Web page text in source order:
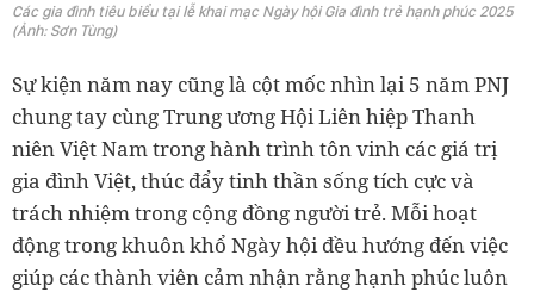
Các gia đình tiêu biểu tại lễ khai mạc Ngày hội Gia đình trẻ hạnh phúc 2025
(Ảnh: Sơn Tùng)
Sự kiện năm nay cũng là cột mốc nhìn lại 5 năm PNJ
chung tay cùng Trung ương Hội Liên hiệp Thanh
niên Việt Nam trong hành trình tôn vinh các giá trị
gia đình Việt, thúc đẩy tinh thần sống tích cực và
trách nhiệm trong cộng đồng người trẻ. Mỗi hoạt
động trong khuôn khổ Ngày hội đều hướng đến việc
giúp các thành viên cảm nhận rằng hạnh phúc luôn